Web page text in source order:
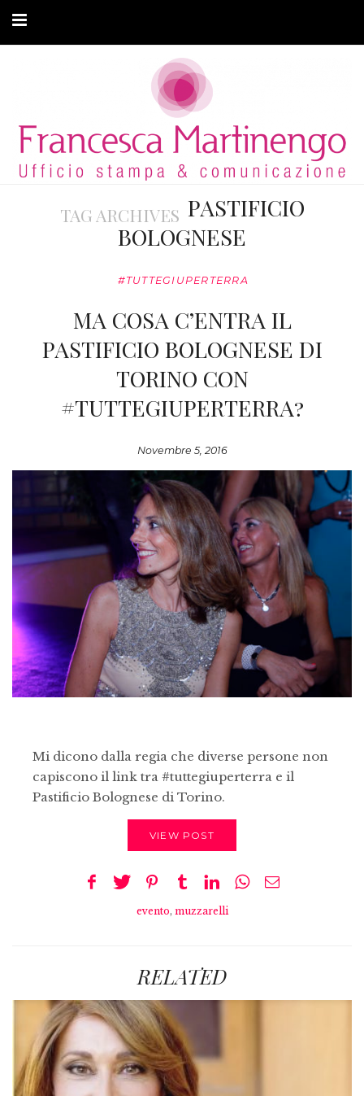
ARTICOLI
MODA ADATTIVA
CONTATTITAG ARCHIVES PASTIFICIO
BOLOGNESE
#TUTTEGIUPERTERRA
MA COSA C’ENTRA IL
PASTIFICIO BOLOGNESE DI
TORINO CON
#TUTTEGIUPERTERRA?
Novembre 5, 2016
Mi dicono dalla regia che diverse persone non
capiscono il link tra #tuttegiuperterra e il
Pastificio Bolognese di Torino.
VIEW POST
evento, muzzarelli
RELATED